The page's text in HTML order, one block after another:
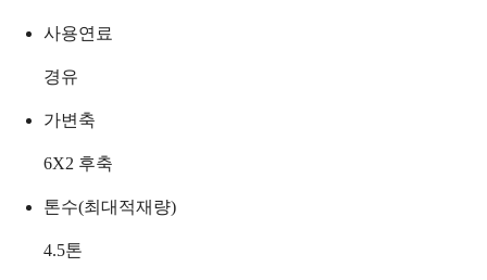
사용연료
경유
가변축
6X2 후축
톤수(최대적재량)
4.5톤